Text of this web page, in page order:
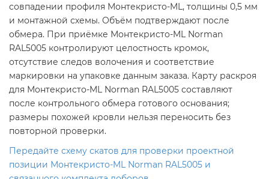
совпадении профиля Монтекристо-ML, толщины 0,5 мм
и монтажной схемы. Объём подтверждают после
обмера. При приёмке Монтекристо-ML Norman
RAL5005 контролируют целостность кромок,
отсутствие следов волочения и соответствие
маркировки на упаковке данным заказа. Карту раскроя
для Монтекристо-ML Norman RAL5005 составляют
после контрольного обмера готового основания;
размеры похожей кровли нельзя переносить без
повторной проверки.
Передайте схему скатов для проверки проектной
позиции Монтекристо-ML Norman RAL5005 и